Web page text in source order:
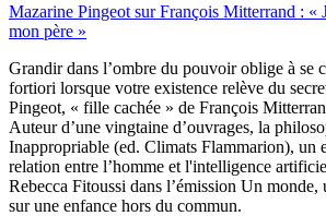
Mazarine Pingeot sur François Mitterrand : «
mon père »
Grandir dans l’ombre du pouvoir oblige à se
fortiori lorsque votre existence relève du
Pingeot, « fille cachée » de François
Auteur d’une vingtaine d’ouvrages, la
Inappropriable (ed. Climats Flammarion), un
relation entre l’homme et l'intelligence
Rebecca Fitoussi dans l’émission Un
sur une enfance hors du commun.